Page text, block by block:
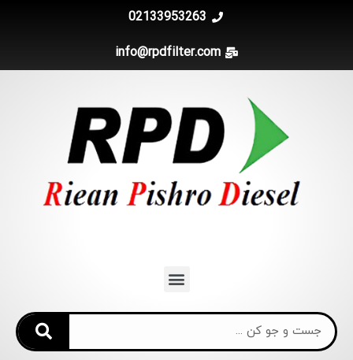
02133953263
info@rpdfilter.com